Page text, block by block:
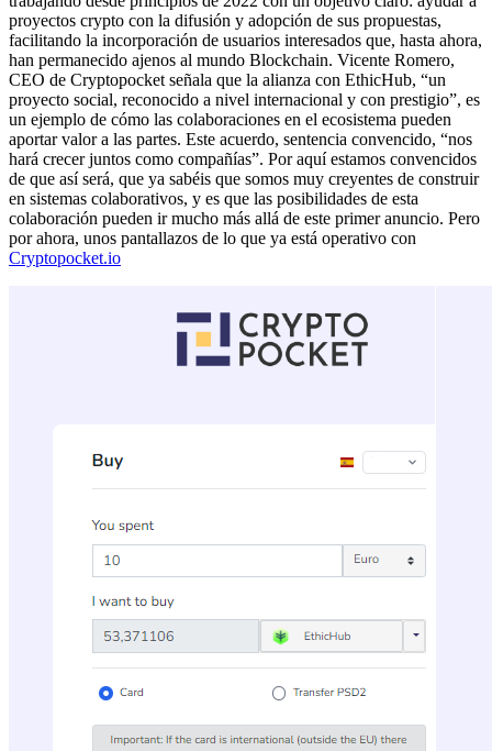
proyectos crypto con la difusión y adopción de sus propuestas,
facilitando la incorporación de usuarios interesados que, hasta ahora,
han permanecido ajenos al mundo Blockchain. Vicente Romero,
CEO de Cryptopocket señala que la alianza con EthicHub, “un
proyecto social, reconocido a nivel internacional y con prestigio”, es
un ejemplo de cómo las colaboraciones en el ecosistema pueden
aportar valor a las partes. Este acuerdo, sentencia convencido, “nos
hará crecer juntos como compañías”. Por aquí estamos convencidos
de que así será, que ya sabéis que somos muy creyentes de construir
en sistemas colaborativos, y es que las posibilidades de esta
colaboración pueden ir mucho más allá de este primer anuncio. Pero
por ahora, unos pantallazos de lo que ya está operativo con
Cryptopocket.io